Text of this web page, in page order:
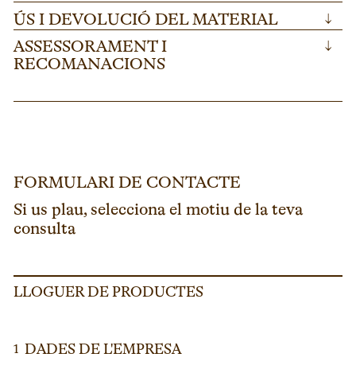
ÚS I DEVOLUCIÓ DEL MATERIAL
↓
ASSESSORAMENT I
RECOMANACIONS
↓
FORMULARI DE CONTACTE
Si us plau, selecciona el motiu de la teva
consulta
LLOGUER DE PRODUCTES
1 DADES DE L'EMPRESA